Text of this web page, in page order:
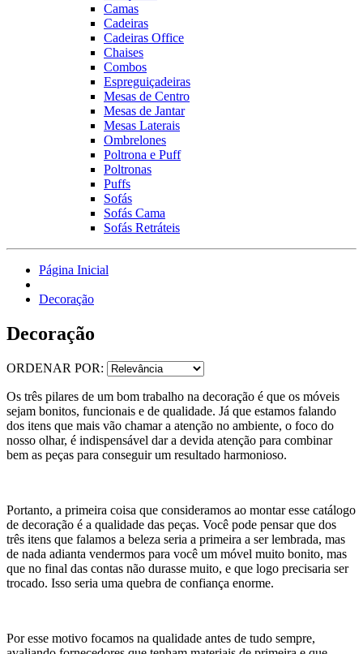
Camas
Cadeiras
Cadeiras Office
Chaises
Combos
Espreguiçadeiras
Mesas de Centro
Mesas de Jantar
Mesas Laterais
Ombrelones
Poltrona e Puff
Poltronas
Puffs
Sofás
Sofás Cama
Sofás Retráteis
Página Inicial
Decoração
Decoração
ORDENAR POR:
Os três pilares de um bom trabalho na decoração é que os móveis
sejam bonitos, funcionais e de qualidade. Já que estamos falando
dos itens que mais vão chamar a atenção no ambiente, o foco do
nosso olhar, é indispensável dar a devida atenção para combinar
bem as peças para conseguir um resultado harmonioso.
Portanto, a primeira coisa que consideramos ao montar esse catálogo
de decoração é a qualidade das peças. Você pode pensar que dos
três itens que falamos a beleza seria a primeira a ser lembrada, mas
de nada adianta vendermos para você um móvel muito bonito, mas
que no final das contas não durasse muito, e que logo precisaria ser
trocado. Isso seria uma quebra de confiança enorme.
Por esse motivo focamos na qualidade antes de tudo sempre,